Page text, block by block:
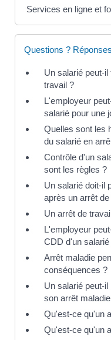
Services en ligne et
Questions ?
Un salarié peut-
travail ?
L'employeur
salarié pour une
Quelles sont les
du salarié en
Contrôle d'un
sont les règles ?
Un salarié doit-il
après un arrêt
Un arrêt de
L'employeur
CDD d'un
Arrêt maladie
conséquences ?
Un salarié peut-
son arrêt
Qu'est-ce qu'un
Qu'est-ce qu'un